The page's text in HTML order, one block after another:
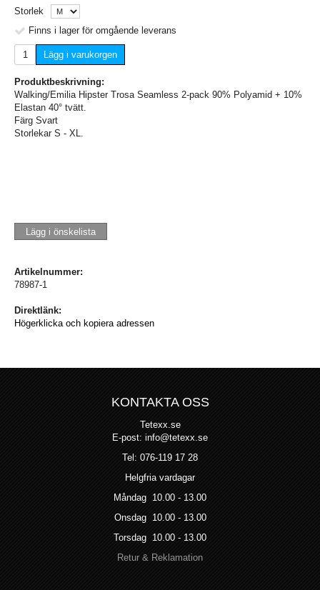
Storlek
Finns i lager för omgående leverans
Lägg i varukorgen
Produktbeskrivning:
Walking/Emilia Hipster Trosa Seamless 2-pack 90% Polyamid + 10%
Elastan 40° tvätt.
Färg Svart
Storlekar S - XL.
Lägg i önskelista
Artikelnummer:
78987-1
Direktlänk:
Högerklicka och kopiera adressen
KONTAKTA OSS
Tetexx.se
E-post: info@tetexx.se
Tel: 076-119 17 28
Helgfria vardagar
Måndag 10.00 - 13.00
Onsdag 10.00 - 13.00
Torsdag 10.00 - 13.00
Retur & Reklamation